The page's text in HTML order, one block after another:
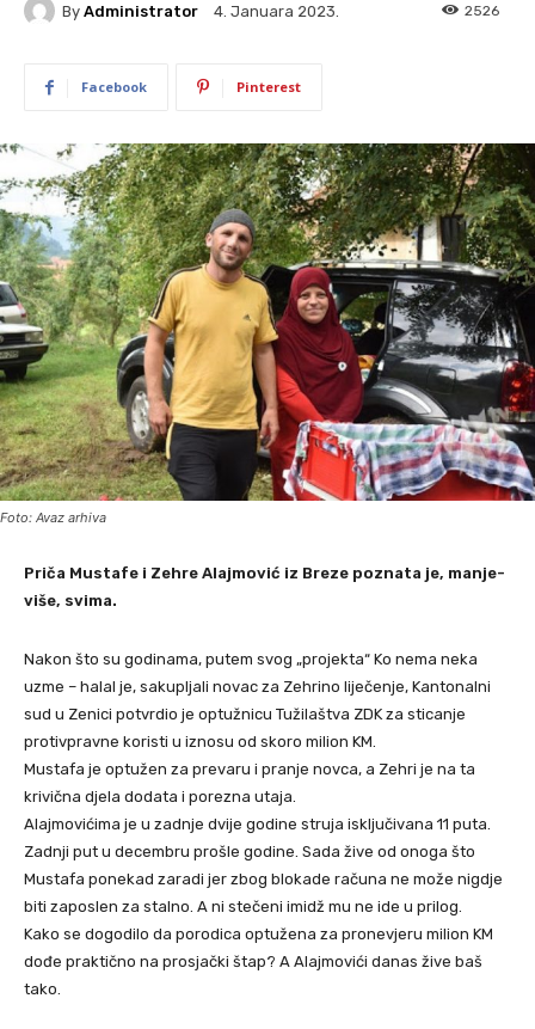
By Administrator 4. Januara 2023. 2526
Facebook Pinterest
Foto: Avaz arhiva
Priča Mustafe i Zehre Alajmović iz Breze poznata je, manje-
više, svima.
Nakon što su godinama, putem svog „projekta“ Ko nema neka
uzme – halal je, sakupljali novac za Zehrino liječenje, Kantonalni
sud u Zenici potvrdio je optužnicu Tužilaštva ZDK za sticanje
protivpravne koristi u iznosu od skoro milion KM.
Mustafa je optužen za prevaru i pranje novca, a Zehri je na ta
krivična djela dodata i porezna utaja.
Alajmovićima je u zadnje dvije godine struja isključivana 11 puta.
Zadnji put u decembru prošle godine. Sada žive od onoga što
Mustafa ponekad zaradi jer zbog blokade računa ne može nigdje
biti zaposlen za stalno. A ni stečeni imidž mu ne ide u prilog.
Kako se dogodilo da porodica optužena za pronevjeru milion KM
dođe praktično na prosjački štap? A Alajmovići danas žive baš
tako.